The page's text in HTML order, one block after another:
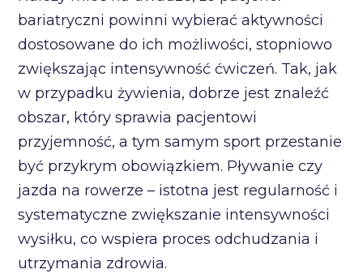
bariatryczni powinni wybierać aktywności
dostosowane do ich możliwości, stopniowo
zwiększając intensywność ćwiczeń. Tak, jak
w przypadku żywienia, dobrze jest znaleźć
obszar, który sprawia pacjentowi
przyjemność, a tym samym sport przestanie
być przykrym obowiązkiem. Pływanie czy
jazda na rowerze – istotna jest regularność i
systematyczne zwiększanie intensywności
wysiłku, co wspiera proces odchudzania i
utrzymania zdrowia.